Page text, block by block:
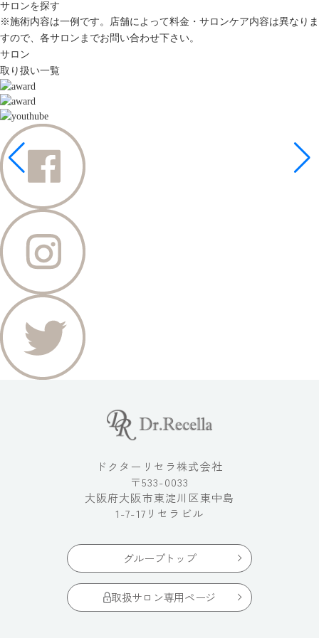
サロンを探す
※施術内容は一例です。店舗によって料金・サロンケア内容は異なりま
すので、各サロンまでお問い合わせ下さい。
サロン
取り扱い一覧
ドクターリセラ株式会社
〒533-0033
大阪府大阪市東淀川区東中島
1-7-17リセラビル
グループトップ
取扱サロン専用ページ